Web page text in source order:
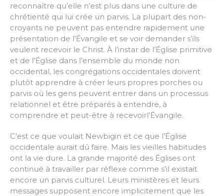
reconnaître qu’elle n’est plus dans une culture de
chrétienté qui lui crée un parvis. La plupart des non-
croyants ne peuvent pas entendre rapidement une
présentation de l’Évangile et se voir demander s’ils
veulent recevoir le Christ. À l’instar de l’Église primitive
et de l’Église dans l’ensemble du monde non
occidental, les congrégations occidentales doivent
plutôt apprendre à créer leurs propres porches ou
parvis où les gens peuvent entrer dans un processus
relationnel et être préparés à entendre, à
comprendre et peut-être à recevoirl’Évangile.
C’est ce que voulait Newbigin et ce que l’Église
occidentale aurait dû faire. Mais les vieilles habitudes
ont la vie dure. La grande majorité des Églises ont
continué à travailler par réflexe comme s’il existait
encore un parvis culturel. Leurs ministères et leurs
messages supposent encore implicitement que les